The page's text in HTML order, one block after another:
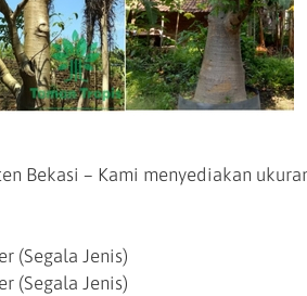
Bekasi – Kami menyediakan
(Segala Jenis)
(Segala Jenis)